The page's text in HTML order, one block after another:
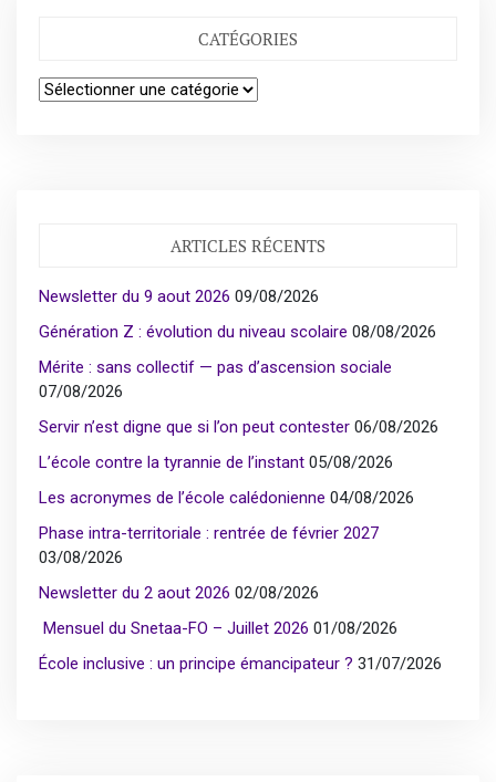
CATÉGORIES
Catégories
ARTICLES RÉCENTS
Newsletter du 9 aout 2026 09/08/2026
Génération Z : évolution du niveau scolaire 08/08/2026
Mérite : sans collectif — pas d’ascension sociale
07/08/2026
Servir n’est digne que si l’on peut contester 06/08/2026
L’école contre la tyrannie de l’instant 05/08/2026
Les acronymes de l’école calédonienne 04/08/2026
Phase intra-territoriale : rentrée de février 2027
03/08/2026
Newsletter du 2 aout 2026 02/08/2026
Mensuel du Snetaa-FO – Juillet 2026 01/08/2026
École inclusive : un principe émancipateur ? 31/07/2026